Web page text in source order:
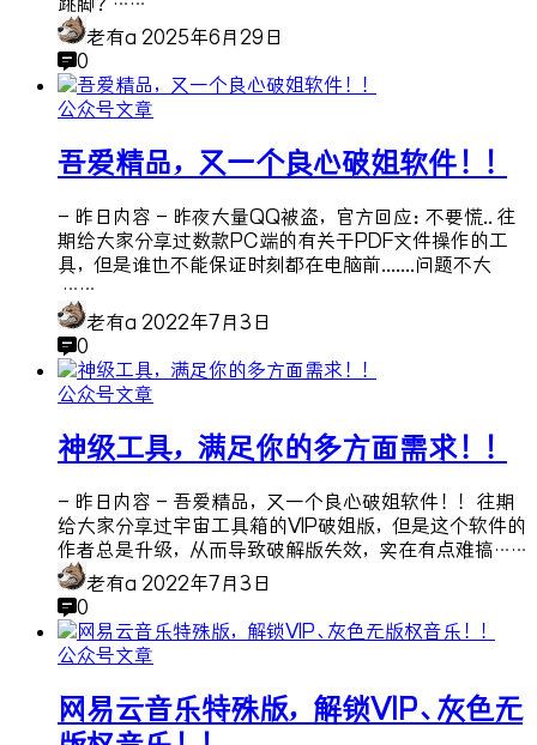
老有a 2025年6月29日
0
公众号文章
吾爱精品，又一个良心破姐软件！！
- 昨日内容 - 昨夜大量QQ被盗，官方回应：不要慌.. 往
期给大家分享过数款PC端的有关于PDF文件操作的工
具，但是谁也不能保证时刻都在电脑前.......问题不大
……
老有a 2022年7月3日
0
公众号文章
神级工具，满足你的多方面需求！！
- 昨日内容 - 吾爱精品，又一个良心破姐软件！！ 往期
给大家分享过宇宙工具箱的VIP破姐版，但是这个软件的
作者总是升级，从而导致破解版失效，实在有点难搞……
老有a 2022年7月3日
0
公众号文章
网易云音乐特殊版，解锁VIP、灰色无